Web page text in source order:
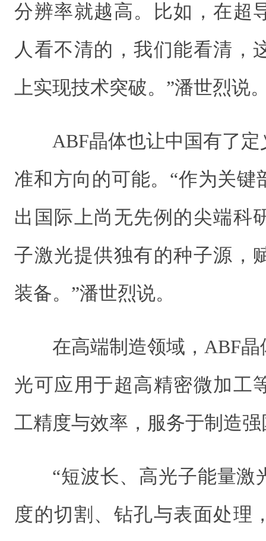
分辨率就越高。比如，在超
人看不清的，我们能看清，
上实现技术突破。”潘世烈说
ABF晶体也让中国有了
准和方向的可能。“作为关键
出国际上尚无先例的尖端科
子激光提供独有的种子源，
装备。”潘世烈说。
在高端制造领域，ABF
光可应用于超高精密微加工
工精度与效率，服务于制造
“短波长、高光子能量激
度的切割、钻孔与表面处理